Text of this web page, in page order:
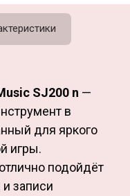
SJ200 n —
в
для яркого
игры.
отлично подойдёт
записи